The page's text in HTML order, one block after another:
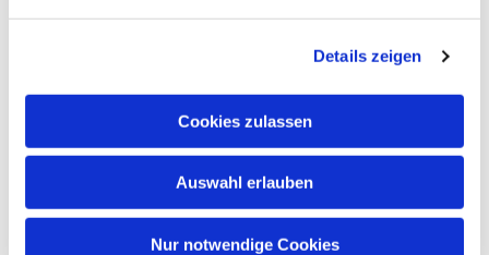
Details zeigen
Cookies zulassen
Auswahl erlauben
Nur notwendige Cookies
Dies könnte Sie auch
interessieren